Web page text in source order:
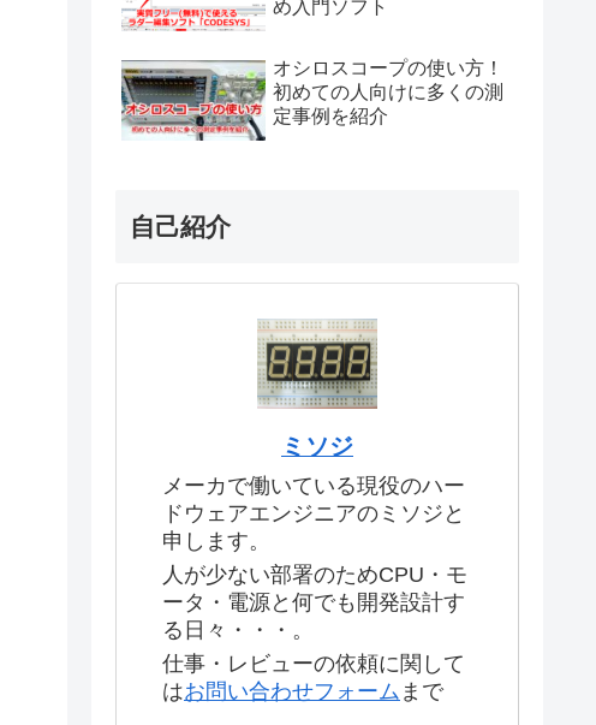
め入門ソフト
オシロスコープの使い方！
初めての人向けに多くの測
定事例を紹介
自己紹介
ミソジ
メーカで働いている現役のハー
ドウェアエンジニアのミソジと
申します。
人が少ない部署のためCPU・モ
ータ・電源と何でも開発設計す
る日々・・・。
仕事・レビューの依頼に関して
はお問い合わせフォーム まで